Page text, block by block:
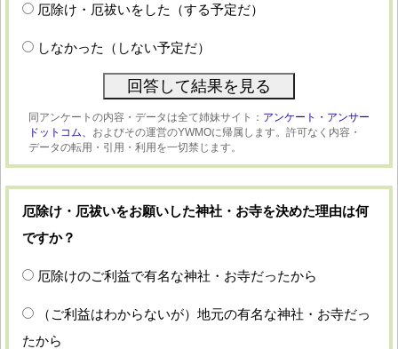
厄除け・厄祓いをした（する予定だ）
しなかった（しない予定だ）
同アンケートの内容・データは全て姉妹サイト： アンケート・アンサー
ドットコム、 およびその運営のYWMOに帰属します。許可なく内容・
データの転用・引用・利用を一切禁じます。
厄除け・厄祓いをお願いした神社・お寺を決めた理由は何
ですか？
厄除けのご利益で有名な神社・お寺だったから
（ご利益はわからないが）地元の有名な神社・お寺だっ
たから